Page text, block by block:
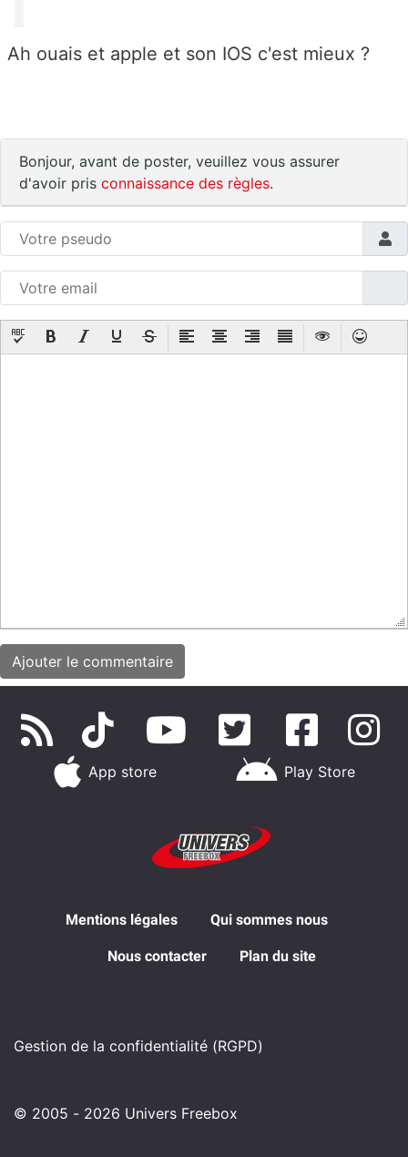
Ah ouais et apple et son IOS c'est mieux ?
Bonjour, avant de poster, veuillez vous assurer
d'avoir pris connaissance des règles.
App store Play Store
Mentions légales Qui sommes nous
Nous contacter Plan du site
Gestion de la confidentialité (RGPD)
© 2005 - 2026 Univers Freebox